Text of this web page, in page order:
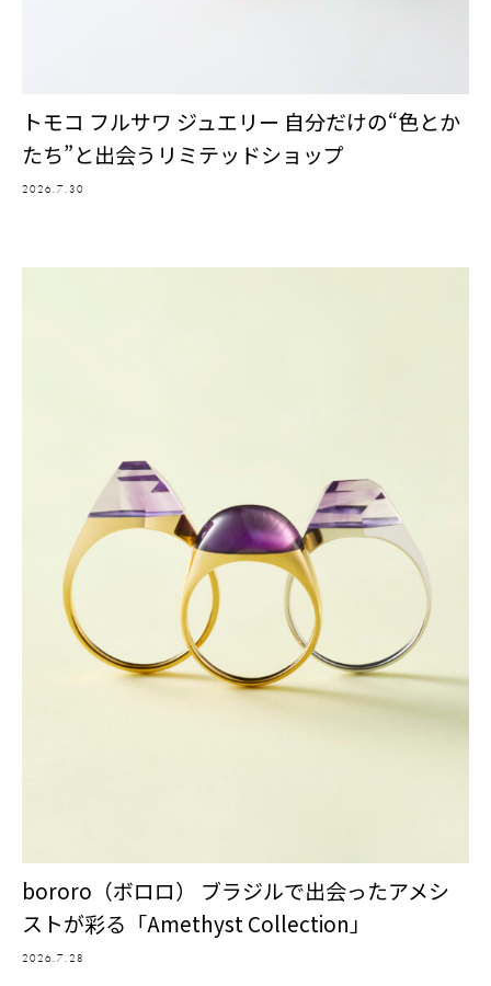
トモコ フルサワ ジュエリー 自分だけの“色とか
たち”と出会うリミテッドショップ
2026.7.30
bororo（ボロロ） ブラジルで出会ったアメシ
ストが彩る「Amethyst Collection」
2026.7.28